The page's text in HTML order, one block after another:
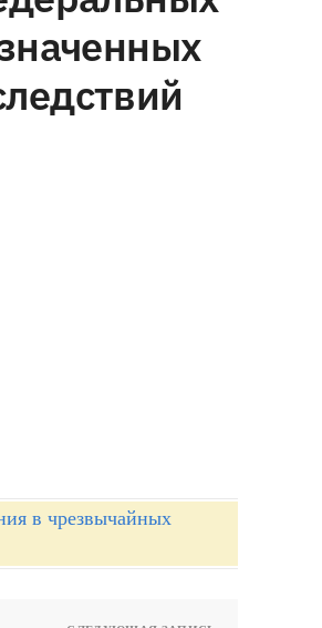
в чрезвычайных